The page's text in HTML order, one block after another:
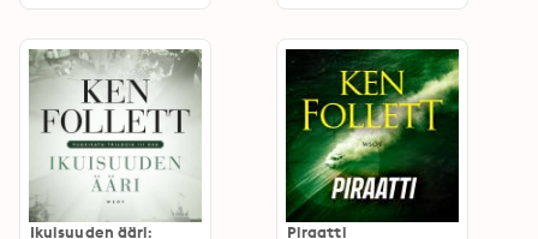
Ikuisuuden ääri:
Piraatti